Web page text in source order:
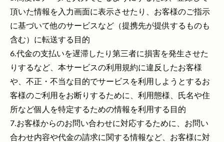
頂いた情報を入力画面に表示させたり、お客様のご指示
に基づいて他のサービスなど（提携先が提供するものも
含む）に転送する目的
6.代金の支払いを遅滞したり第三者に損害を発生させた
りするなど、本サービスの利用規約に違反したお客様
や、不正・不当な目的でサービスを利用しようとするお
客様のご利用をお断りするために、利用態様、氏名や住
所など個人を特定するための情報を利用する目的
7.お客様からのお問い合わせに対応するために、お問い
合わせ内容や代金の請求に関する情報など、お客様に対